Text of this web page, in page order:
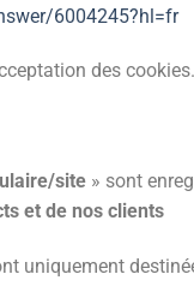
6004245?hl=fr
des cookies.
site » sont
et de nos clients
uniquement